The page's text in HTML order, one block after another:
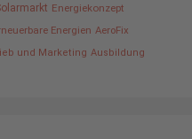
Energiekonzept
Energien AeroFix
und Marketing Ausbildung